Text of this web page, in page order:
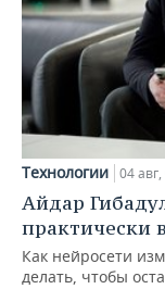
Технологии 04
Айдар
практически
Как нейросети
делать, чтобы